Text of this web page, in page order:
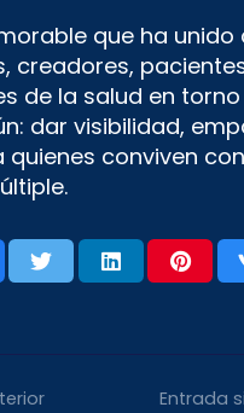
que ha unido
creadores,
de la salud en
dar visibilidad,
quienes conviven
Entrada